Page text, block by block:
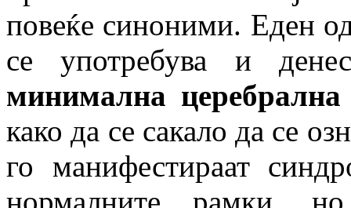
повеќе синоними. Еден
се употребува и
минимална церебрална
како да се сакало да се
го манифестираат
нормалните рамки,